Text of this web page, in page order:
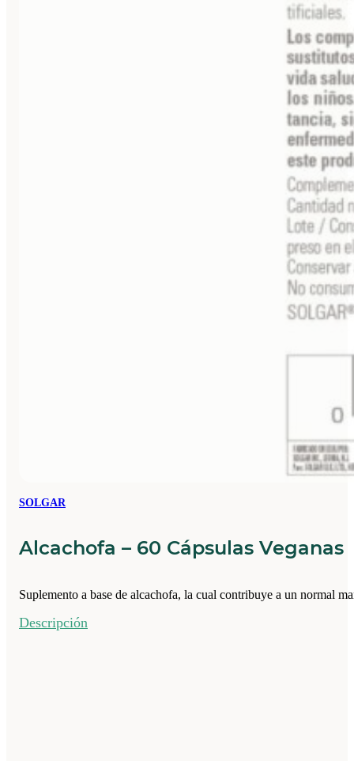
SOLGAR
Alcachofa – 60 Cápsulas Veganas
Suplemento a base de alcachofa, la cual contribuye a un normal
Descripción